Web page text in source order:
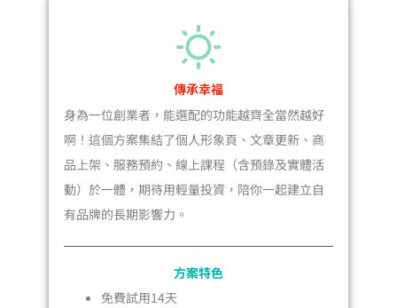
傳承幸福
身為一位創業者，能選配的功能越齊全當然越好
啊！這個方案集結了個人形象頁、文章更新、商
品上架、服務預約、線上課程（含預錄及實體活
動）於一體，期待用輕量投資，陪你一起建立自
有品牌的長期影響力。
方案特色
免費試用14天